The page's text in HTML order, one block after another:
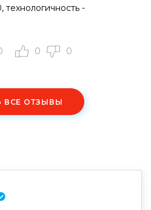
технологичность -
0 0
ВСЕ ОТЗЫВЫ